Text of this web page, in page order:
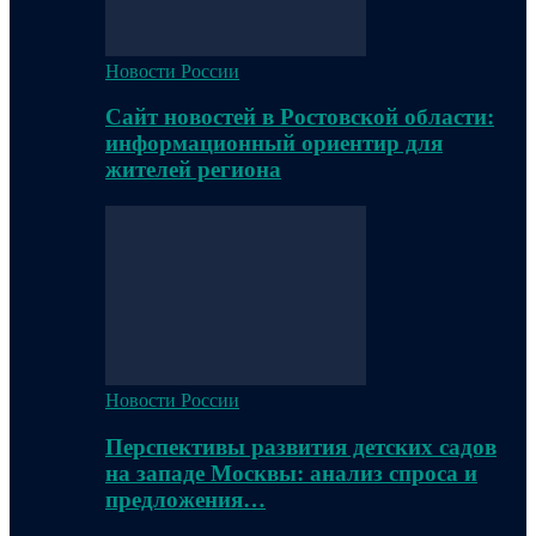
Новости России
Сайт новостей в Ростовской области:
информационный ориентир для
жителей региона
Новости России
Перспективы развития детских садов
на западе Москвы: анализ спроса и
предложения…